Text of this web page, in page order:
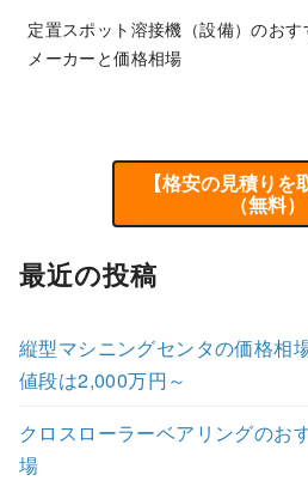
定置スポット溶接機（設備）のおす
メーカーと価格相場
【格安の見積りを
（無料）
最近の投稿
縦型マシニングセンタの価格相
値段は2,000万円～
クロスローラーベアリングのお
場